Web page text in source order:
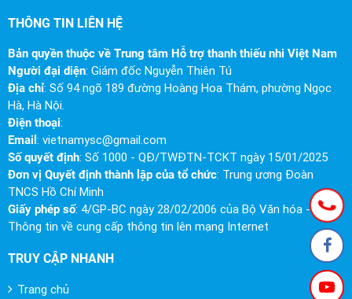
THÔNG TIN LIÊN HỆ
Bản quyền thuộc về Trung tâm Hỗ trợ thanh thiếu nhi Việt Nam
Người đại diện: Giám đốc Nguyễn Thiên Tú
Địa chỉ: Số 94 ngõ 189 đường Hoàng Hoa Thám, phường Ngọc
Hà, Hà Nội.
Điện thoại:
Email : vietnamysc@gmail.com
Số quyết định: Số 1000 - QĐ/TWĐTN-TCKT ngày 15/01/2025
Đơn vị Quyết định thành lập của tổ chức: Trung ương Đoàn
TNCS Hồ Chí Minh
Giấy phép số: 4/GP-BC ngày 28/02/2006 của Bộ Văn hóa -
Thông tin về cung cấp thông tin lên mạng Internet
TRUY CẬP NHANH
Trang chủ